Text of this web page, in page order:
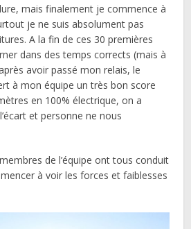
mais finalement je commence à
je ne suis absolument pas
A la fin de ces 30 premières
dans des temps corrects (mais à
avoir passé mon relais, le
à mon équipe un très bon score
en 100% électrique, on a
et personne ne nous
de l’équipe ont tous conduit
à voir les forces et faiblesses